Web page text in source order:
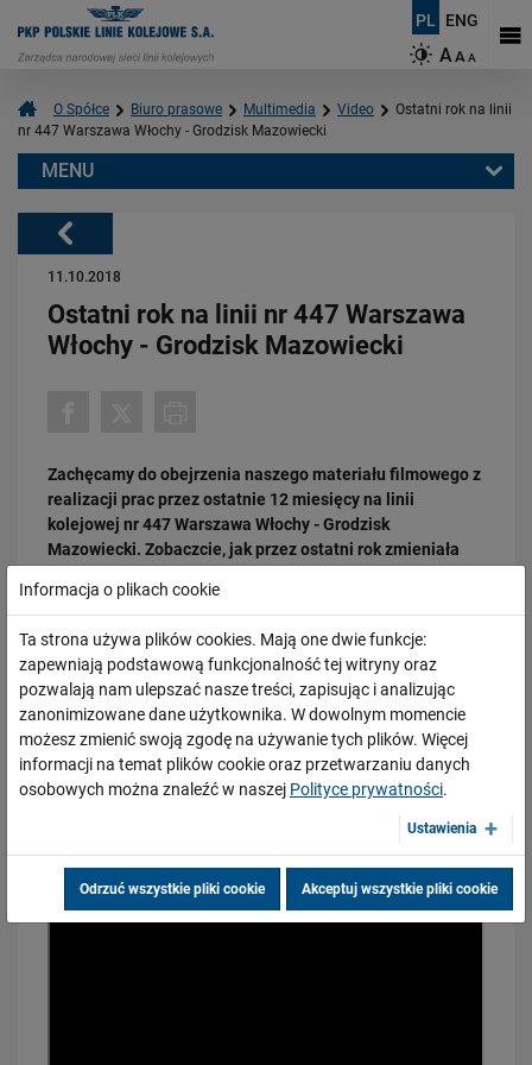
PL ENG
AAA
O Spółce Biuro prasowe Multimedia Video
Ostatni rok na linii
nr 447 Warszawa Włochy - Grodzisk Mazowiecki
Powrót
11.10.2018
Ostatni rok na linii nr 447 Warszawa
Włochy - Grodzisk Mazowiecki
Zachęcamy do obejrzenia naszego materiału filmowego z
realizacji prac przez ostatnie 12 miesięcy na linii
kolejowej nr 447 Warszawa Włochy - Grodzisk
Mazowiecki. Zobaczcie, jak przez ostatni rok zmieniała
kontynuujemy prace, aby zapewnić lepszą obsługę
trasie. Zakończenie inwestycji planowane jest w 2019
roku.
MENU
PRZECZYTAJ
17.02.2026
Zmieniamy linię kolejową Warszawa Wawer – Otwock!
PRZECZYTAJ
Informacja o plikach cookie
Ta strona używa plików cookies. Mają one dwie funkcje:
zapewniają podstawową funkcjonalność tej witryny oraz
pozwalają nam ulepszać nasze treści, zapisując i analizując
zanonimizowane dane użytkownika. W dowolnym momencie
możesz zmienić swoją zgodę na używanie tych plików. Więcej
informacji na temat plików cookie oraz przetwarzaniu danych
osobowych można znaleźć w naszej Polityce prywatności.
Ustawienia
Odrzuć wszystkie pliki cookie Akceptuj wszystkie pliki cookie